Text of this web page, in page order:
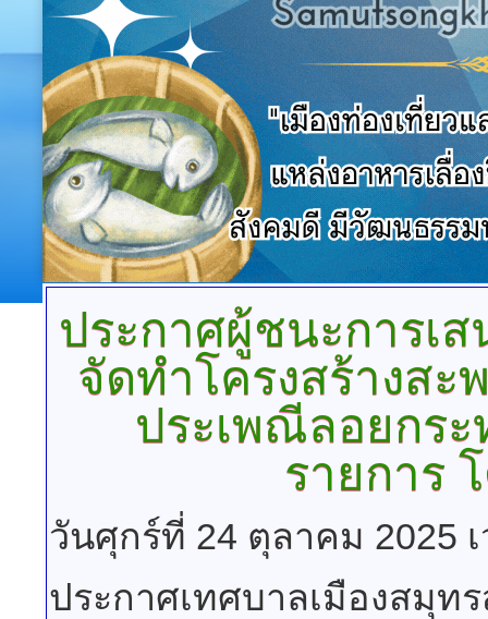
ประกาศผู้ชนะการเ
จัดทำโครงสร้างสะ
ประเพณีลอยกร
รายการ
วันศุกร์ที่ 24 ตุลาคม 2025
ประกาศเทศบาลเมืองสมุท